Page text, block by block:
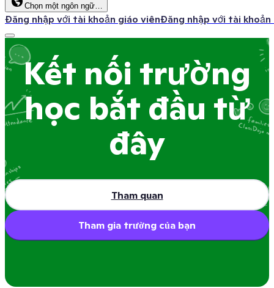
Chọn một ngôn ngữ…
Đăng nhập với tài khoản giáo viênĐăng nhập với tài khoản
Kết nối trường
học bắt đầu từ
đây
Tham quan
Tham gia trường của bạn